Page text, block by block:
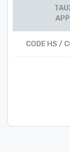
CODE HS /